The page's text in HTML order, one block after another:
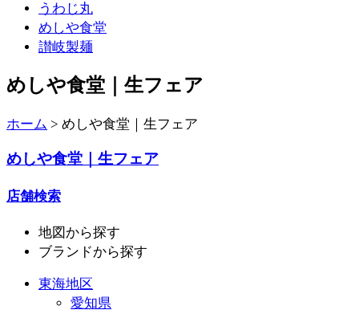
うわじ丸
めしや食堂
讃岐製麺
めしや食堂｜生フェア
ホーム > めしや食堂｜生フェア
めしや食堂｜生フェア
店舗検索
地図 から探す
ブランドから探す
東海地区
愛知県